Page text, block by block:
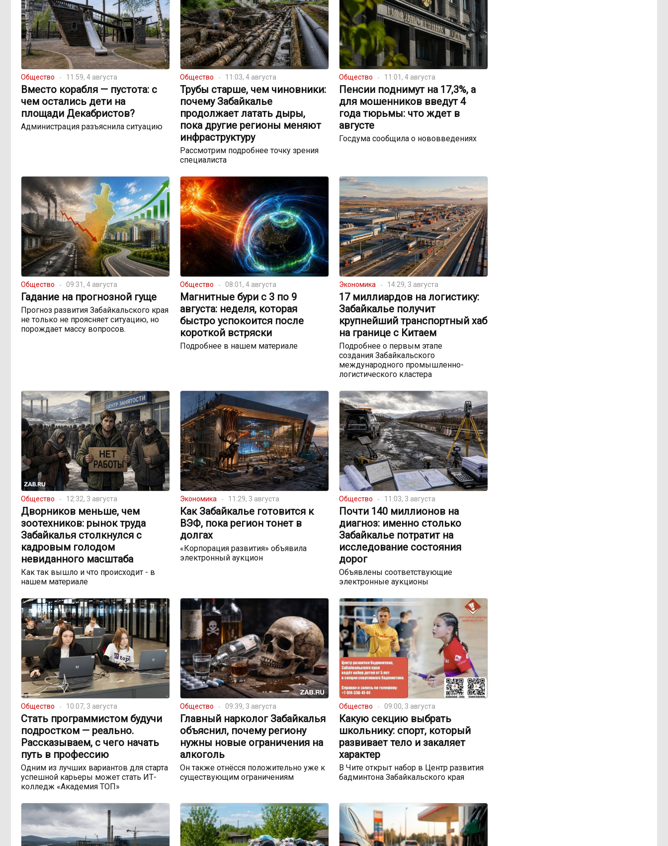
Общество 11:59, 4 августа
Вместо корабля — пустота: с
чем остались дети на
площади Декабристов?
Администрация разъяснила ситуацию
Общество 11:03, 4 августа
Трубы старше, чем чиновники:
почему Забайкалье
продолжает латать дыры,
пока другие регионы меняют
инфраструктуру
Рассмотрим подробнее точку зрения
специалиста
Общество 11:01, 4 августа
Пенсии поднимут на 17,3%, а
для мошенников введут 4
года тюрьмы: что ждет в
августе
Госдума сообщила о нововведениях
Общество 09:31, 4 августа
Гадание на прогнозной гуще
Прогноз развития Забайкальского края
не только не проясняет ситуацию, но
порождает массу вопросов.
Общество 08:01, 4 августа
Магнитные бури с 3 по 9
августа: неделя, которая
быстро успокоится после
короткой встряски
Подробнее в нашем материале
Экономика 14:29, 3 августа
17 миллиардов на логистику:
Забайкалье получит
крупнейший транспортный хаб
на границе с Китаем
Подробнее о первым этапе
создания Забайкальского
международного промышленно-
логистического кластера
Общество 12:32, 3 августа
Дворников меньше, чем
зоотехников: рынок труда
Забайкалья столкнулся с
кадровым голодом
невиданного масштаба
Как так вышло и что происходит - в
нашем материале
Экономика 11:29, 3 августа
Как Забайкалье готовится к
ВЭФ, пока регион тонет в
долгах
«Корпорация развития» объявила
электронный аукцион
Общество 11:03, 3 августа
Почти 140 миллионов на
диагноз: именно столько
Забайкалье потратит на
исследование состояния
дорог
Объявлены соответствующие
электронные аукционы
Общество 10:07, 3 августа
Стать программистом будучи
подростком — реально.
Рассказываем, с чего начать
путь в профессию
Одним из лучших вариантов для старта
успешной карьеры может стать ИТ-
колледж «Академия ТОП»
Общество 09:39, 3 августа
Главный нарколог Забайкалья
объяснил, почему региону
нужны новые ограничения на
алкоголь
Он также отнёсся положительно уже к
существующим ограничениям
Общество 09:00, 3 августа
Какую секцию выбрать
школьнику: спорт, который
развивает тело и закаляет
характер
В Чите открыт набор в Центр развития
бадминтона Забайкальского края